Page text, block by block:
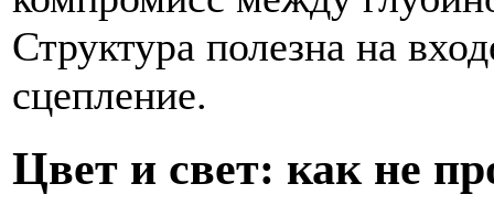
Структура полезна на
сцепление.
Цвет и свет: как не